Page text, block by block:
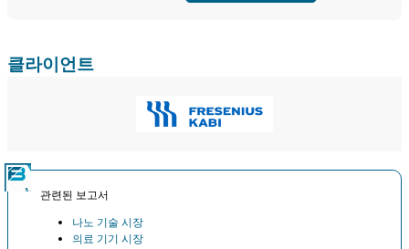
클라이언트
관련된 보고서
나노 기술 시장
의료 기기 시장